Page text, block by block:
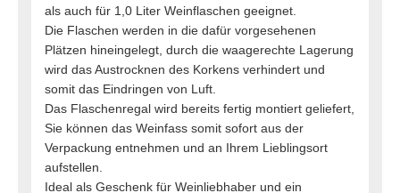
als auch für 1,0 Liter Weinflaschen geeignet.
Die Flaschen werden in die dafür vorgesehenen
Plätzen hineingelegt, durch die waagerechte Lagerung
wird das Austrocknen des Korkens verhindert und
somit das Eindringen von Luft.
Das Flaschenregal wird bereits fertig montiert geliefert,
Sie können das Weinfass somit sofort aus der
Verpackung entnehmen und an Ihrem Lieblingsort
aufstellen.
Ideal als Geschenk für Weinliebhaber und ein